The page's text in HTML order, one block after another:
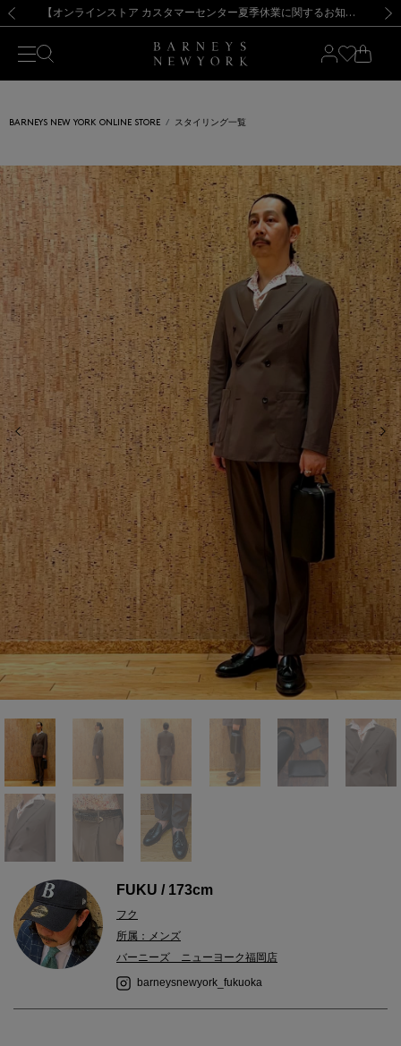
新規登録のお客様も対象！＜MY BARNEYS＞会員のお客様は11,000円（税込）以上のお買上げで常時送料無料！お買い物の際は会員登録を！
【夏季休業に伴う出荷一時停止のお知らせ】(2026.8.7) 【オンラインストア カスタマーセンター夏季休業に関するお知らせ】（2026.8.7）
【夏季休業に伴う返品・交換承り一時停止のお知らせ】（2026.8.5）
熊本県を中心とした地震の影響によるお荷物のお届けについて
【開催中】SUMMER SALEのご案内・ご注意事項 新規登録のお客様も対象！＜MY BARNEYS＞会員のお客様は11,000円（税込）以上のお買上げで常時送料無料！お買い物の際は会員登録を！
【夏季休業に伴う出荷一時停止のお知らせ】(2026.8.7)
BARNEYS NEW YORK ONLINE STORE スタイリング一覧
前の画像 次
FUKU / 173cm
フク
所属：メンズ
バーニーズ ニューヨーク福岡店
barneysnewyork_fukuoka